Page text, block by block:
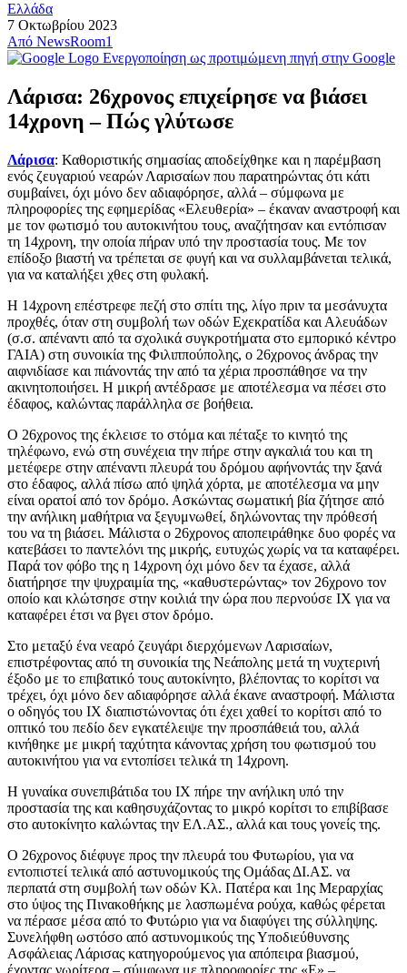
Ελλάδα
7 Οκτωβρίου 2023
Από NewsRoom1
Ενεργοποίηση ως προτιμώμενη πηγή στην Google
Λάρισα: 26χρονος επιχείρησε να βιάσει
14χρονη – Πώς γλύτωσε
Λάρισα: Καθοριστικής σημασίας αποδείχθηκε και η παρέμβαση
ενός ζευγαριού νεαρών Λαρισαίων που παρατηρώντας ότι κάτι
συμβαίνει, όχι μόνο δεν αδιαφόρησε, αλλά – σύμφωνα με
πληροφορίες της εφημερίδας «Ελευθερία» – έκαναν αναστροφή και
με τον φωτισμό του αυτοκινήτου τους, αναζήτησαν και εντόπισαν
τη 14χρονη, την οποία πήραν υπό την προστασία τους. Με τον
επίδοξο βιαστή να τρέπεται σε φυγή και να συλλαμβάνεται τελικά,
για να καταλήξει χθες στη φυλακή.
Η 14χρονη επέστρεφε πεζή στο σπίτι της, λίγο πριν τα μεσάνυχτα
προχθές, όταν στη συμβολή των οδών Εχεκρατίδα και Αλευάδων
(σ.σ. απέναντι από τα σχολικά συγκροτήματα στο εμπορικό κέντρο
ΓΑΙΑ) στη συνοικία της Φιλιππούπολης, ο 26χρονος άνδρας την
αιφνιδίασε και πιάνοντάς την από τα χέρια προσπάθησε να την
ακινητοποιήσει. Η μικρή αντέδρασε με αποτέλεσμα να πέσει στο
έδαφος, καλώντας παράλληλα σε βοήθεια.
Ο 26χρονος της έκλεισε το στόμα και πέταξε το κινητό της
τηλέφωνο, ενώ στη συνέχεια την πήρε στην αγκαλιά του και τη
μετέφερε στην απέναντι πλευρά του δρόμου αφήνοντάς την ξανά
στο έδαφος, αλλά πίσω από ψηλά χόρτα, με αποτέλεσμα να μην
είναι ορατοί από τον δρόμο. Ασκώντας σωματική βία ζήτησε από
την ανήλικη μαθήτρια να ξεγυμνωθεί, δηλώνοντας την πρόθεσή
του να τη βιάσει. Μάλιστα ο 26χρονος αποπειράθηκε δυο φορές να
κατεβάσει το παντελόνι της μικρής, ευτυχώς χωρίς να τα καταφέρει.
Παρά τον φόβο της η 14χρονη όχι μόνο δεν τα έχασε, αλλά
διατήρησε την ψυχραιμία της, «καθυστερώντας» τον 26χρονο τον
οποίο και κλώτσησε στην κοιλιά την ώρα που περνούσε ΙΧ για να
καταφέρει έτσι να βγει στον δρόμο.
Στο μεταξύ ένα νεαρό ζευγάρι διερχόμενων Λαρισαίων,
επιστρέφοντας από τη συνοικία της Νεάπολης μετά τη νυχτερινή
έξοδο με το επιβατικό τους αυτοκίνητο, βλέποντας το κορίτσι να
τρέχει, όχι μόνο δεν αδιαφόρησε αλλά έκανε αναστροφή. Μάλιστα
ο οδηγός του ΙΧ διαπιστώνοντας ότι έχει χαθεί το κορίτσι από το
οπτικό του πεδίο δεν εγκατέλειψε την προσπάθειά του, αλλά
κινήθηκε με μικρή ταχύτητα κάνοντας χρήση του φωτισμού του
αυτοκινήτου για να εντοπίσει τελικά τη 14χρονη.
Η γυναίκα συνεπιβάτιδα του ΙΧ πήρε την ανήλικη υπό την
προστασία της και καθησυχάζοντας το μικρό κορίτσι το επιβίβασε
στο αυτοκίνητο καλώντας την ΕΛ.ΑΣ., αλλά και τους γονείς της.
Ο 26χρονος διέφυγε προς την πλευρά του Φυτωρίου, για να
εντοπιστεί τελικά από αστυνομικούς της Ομάδας ΔΙ.ΑΣ. να
περπατά στη συμβολή των οδών Κλ. Πατέρα και 1ης Μεραρχίας
στο ύψος της Πινακοθήκης με λασπωμένα ρούχα, καθώς φέρεται
να πέρασε μέσα από το Φυτώριο για να διαφύγει της σύλληψης.
Συνελήφθη ωστόσο από αστυνομικούς της Υποδιεύθυνσης
Ασφάλειας Λάρισας κατηγορούμενος για απόπειρα βιασμού,
έχοντας νωρίτερα – σύμφωνα με πληροφορίες της «Ε» –